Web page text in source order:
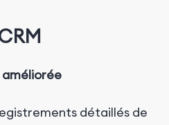
détaillés de